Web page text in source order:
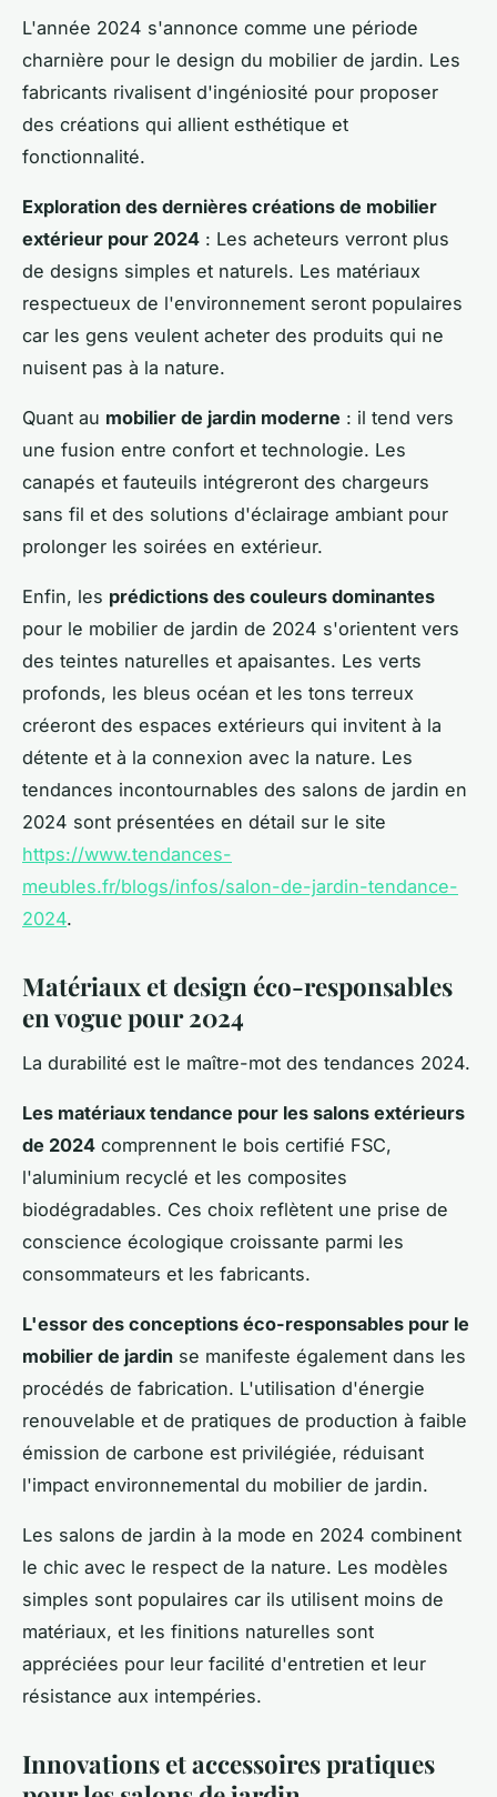
L'année 2024 s'annonce comme une période
charnière pour le design du mobilier de jardin. Les
fabricants rivalisent d'ingéniosité pour proposer
des créations qui allient esthétique et
fonctionnalité.
Exploration des dernières créations de mobilier
extérieur pour 2024 : Les acheteurs verront plus
de designs simples et naturels. Les matériaux
respectueux de l'environnement seront populaires
car les gens veulent acheter des produits qui ne
nuisent pas à la nature.
Quant au mobilier de jardin moderne : il tend vers
une fusion entre confort et technologie. Les
canapés et fauteuils intégreront des chargeurs
sans fil et des solutions d'éclairage ambiant pour
prolonger les soirées en extérieur.
Enfin, les prédictions des couleurs dominantes
pour le mobilier de jardin de 2024 s'orientent vers
des teintes naturelles et apaisantes. Les verts
profonds, les bleus océan et les tons terreux
créeront des espaces extérieurs qui invitent à la
détente et à la connexion avec la nature. Les
tendances incontournables des salons de jardin en
2024 sont présentées en détail sur le site
https://www.tendances-
meubles.fr/blogs/infos/salon-de-jardin-tendance-
2024.
Matériaux et design éco-responsables
en vogue pour 2024
La durabilité est le maître-mot des tendances 2024.
Les matériaux tendance pour les salons extérieurs
de 2024 comprennent le bois certifié FSC,
l'aluminium recyclé et les composites
biodégradables. Ces choix reflètent une prise de
conscience écologique croissante parmi les
consommateurs et les fabricants.
L'essor des conceptions éco-responsables pour le
mobilier de jardin se manifeste également dans les
procédés de fabrication. L'utilisation d'énergie
renouvelable et de pratiques de production à faible
émission de carbone est privilégiée, réduisant
l'impact environnemental du mobilier de jardin.
Les salons de jardin à la mode en 2024 combinent
le chic avec le respect de la nature. Les modèles
simples sont populaires car ils utilisent moins de
matériaux, et les finitions naturelles sont
appréciées pour leur facilité d'entretien et leur
résistance aux intempéries.
Innovations et accessoires pratiques